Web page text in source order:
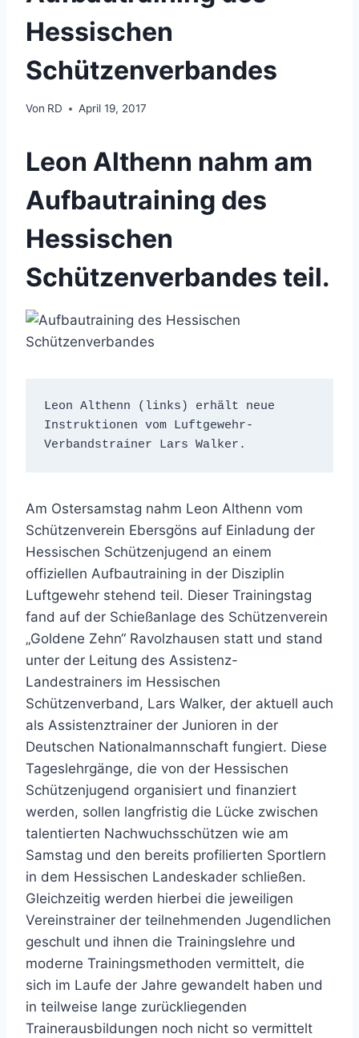
Hessischen
Schützenverbandes
Von RD April 19, 2017
Leon Althenn nahm am
Aufbautraining des
Hessischen
Schützenverbandes teil.
Leon Althenn (links) erhält neue
Instruktionen vom Luftgewehr-
Verbandstrainer Lars Walker.
Am Ostersamstag nahm Leon Althenn vom
Schützenverein Ebersgöns auf Einladung der
Hessischen Schützenjugend an einem
offiziellen Aufbautraining in der Disziplin
Luftgewehr stehend teil. Dieser Trainingstag
fand auf der Schießanlage des Schützenverein
„Goldene Zehn“ Ravolzhausen statt und stand
unter der Leitung des Assistenz-
Landestrainers im Hessischen
Schützenverband, Lars Walker, der aktuell auch
als Assistenztrainer der Junioren in der
Deutschen Nationalmannschaft fungiert. Diese
Tageslehrgänge, die von der Hessischen
Schützenjugend organisiert und finanziert
werden, sollen langfristig die Lücke zwischen
talentierten Nachwuchsschützen wie am
Samstag und den bereits profilierten Sportlern
in dem Hessischen Landeskader schließen.
Gleichzeitig werden hierbei die jeweiligen
Vereinstrainer der teilnehmenden Jugendlichen
geschult und ihnen die Trainingslehre und
moderne Trainingsmethoden vermittelt, die
sich im Laufe der Jahre gewandelt haben und
in teilweise lange zurückliegenden
Trainerausbildungen noch nicht so vermittelt